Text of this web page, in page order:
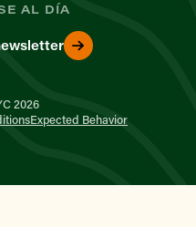
AL DÍA
2026
Expected Behavior